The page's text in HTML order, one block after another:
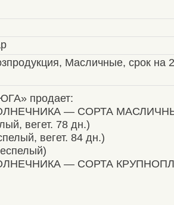
Масличные, срок на 2
продает:
— СОРТА
вегет. 78 дн.)
вегет. 84 дн.)
— СОРТА